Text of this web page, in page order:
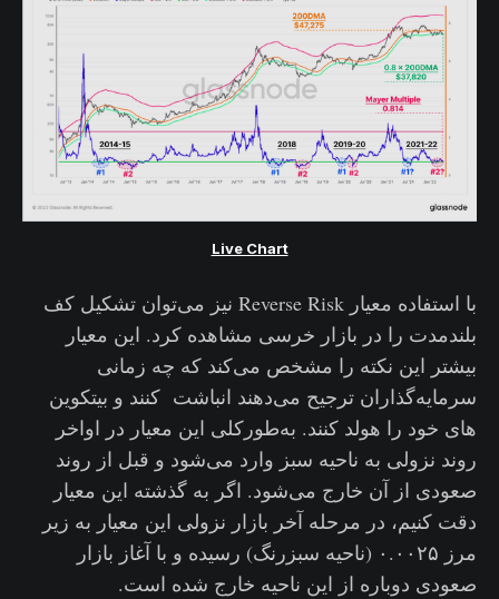
Live Chart
با استفاده معیار Reverse Risk نیز می‌توان تشکیل کف
بلندمدت را در بازار خرسی مشاهده کرد. این معیار
بیشتر این نکته را مشخص می‌کند که چه زمانی
سرمایه‌گذاران ترجیح می‌دهند انباشت کنند و بیتکوین
های خود را هولد کنند. به‌طورکلی این معیار در اواخر
روند نزولی به ناحیه سبز وارد می‌شود و قبل از روند
صعودی از آن خارج می‌شود. اگر به گذشته این معیار
دقت کنیم، در مرحله آخر بازار نزولی این معیار به زیر
مرز ۰.۰۰۲۵ (ناحیه سبزرنگ) رسیده و با آغاز بازار
صعودی دوباره از این ناحیه خارج شده است.